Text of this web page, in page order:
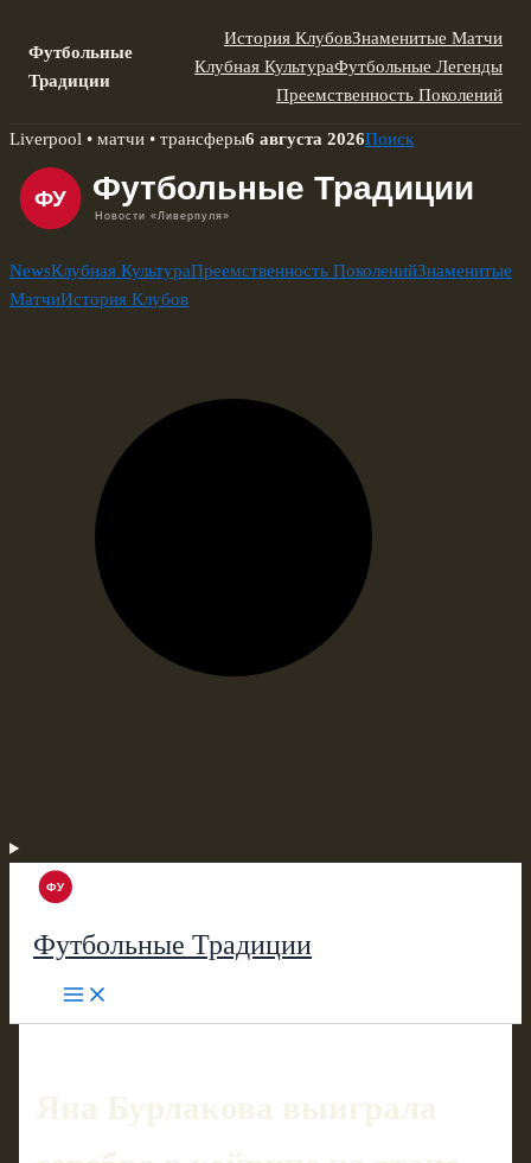
Футбольные
Традиции
История КлубовЗнаменитые Матчи
Клубная КультураФутбольные Легенды
Преемственность Поколений
Skip
content
Liverpool • матчи • трансферы6 августа 2026Поиск
NewsКлубная КультураПреемственность ПоколенийЗнаменитые
МатчиИстория Клубов
Футбольные Традиции
Яна Бурлакова выиграла